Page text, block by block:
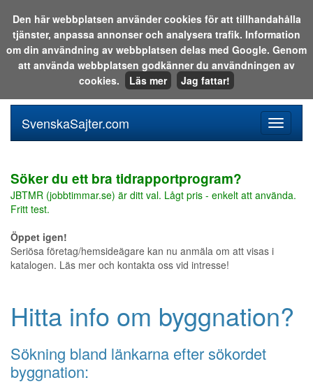
Sök i katalogen eller på webben:
meny
SvenskaSajter.com
Söker du ett bra tidrapportprogram?
JBTMR (jobbtimmar.se) är ditt val. Lågt pris - enkelt att använda.
Fritt test.
Öppet igen!
Seriösa företag/hemsideägare kan nu anmäla om att visas i
katalogen. Läs mer och kontakta oss vid intresse!
Hitta info om byggnation?
Sökning bland länkarna efter sökordet
byggnation:
Den här webbplatsen använder cookies för att tillhandahålla
tjänster, anpassa annonser och analysera trafik. Information
om din användning av webbplatsen delas med Google. Genom
att använda webbplatsen godkänner du användningen av
cookies.
Läs mer Jag fattar!